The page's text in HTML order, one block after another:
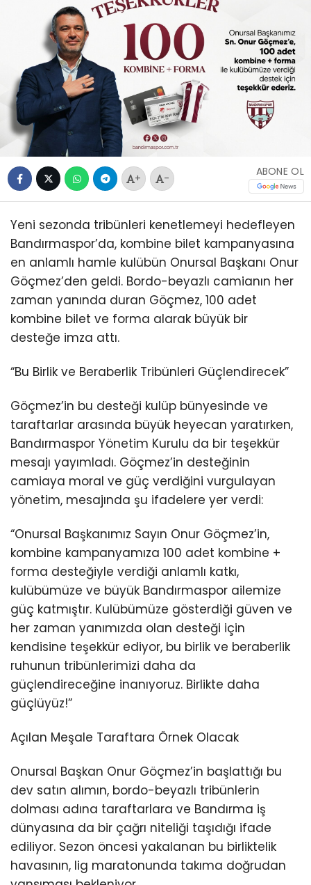
+ -
ABONE OL
Yeni sezonda tribünleri kenetlemeyi hedefleyen
Bandırmaspor’da, kombine bilet kampanyasına
en anlamlı hamle kulübün Onursal Başkanı Onur
Göçmez’den geldi. Bordo-beyazlı camianın her
zaman yanında duran Göçmez, 100 adet
kombine bilet ve forma alarak büyük bir
desteğe imza attı.
“Bu Birlik ve Beraberlik Tribünleri Güçlendirecek”
Göçmez’in bu desteği kulüp bünyesinde ve
taraftarlar arasında büyük heyecan yaratırken,
Bandırmaspor Yönetim Kurulu da bir teşekkür
mesajı yayımladı. Göçmez’in desteğinin
camiaya moral ve güç verdiğini vurgulayan
yönetim, mesajında şu ifadelere yer verdi:
“Onursal Başkanımız Sayın Onur Göçmez’in,
kombine kampanyamıza 100 adet kombine +
forma desteğiyle verdiği anlamlı katkı,
kulübümüze ve büyük Bandırmaspor ailemize
güç katmıştır. Kulübümüze gösterdiği güven ve
her zaman yanımızda olan desteği için
kendisine teşekkür ediyor, bu birlik ve beraberlik
ruhunun tribünlerimizi daha da
güçlendireceğine inanıyoruz. Birlikte daha
güçlüyüz!”
Açılan Meşale Taraftara Örnek Olacak
Onursal Başkan Onur Göçmez’in başlattığı bu
dev satın alımın, bordo-beyazlı tribünlerin
dolması adına taraftarlara ve Bandırma iş
dünyasına da bir çağrı niteliği taşıdığı ifade
ediliyor. Sezon öncesi yakalanan bu birliktelik
havasının, lig maratonunda takıma doğrudan